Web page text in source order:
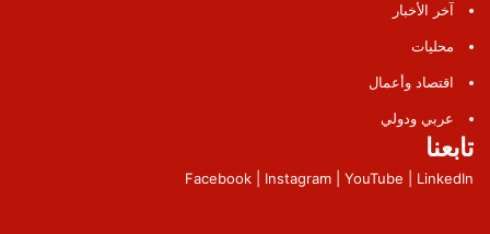
آخر الأخبار
محليات
اقتصاد وأعمال
عربي ودولي
تابعنا
Facebook | Instagram | YouTube | LinkedIn